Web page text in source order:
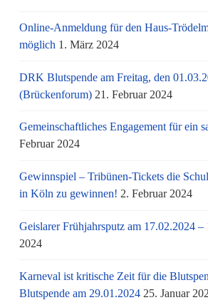
Online-Anmeldung für den Haus-
möglich 1. März 2024
DRK Blutspende am Freitag, den
(Brückenforum) 21. Februar 2024
Gemeinschaftliches Engagement für ein
Februar 2024
Gewinnspiel – Tribünen-Tickets die
in Köln zu gewinnen! 2. Februar 2024
Geislarer Frühjahrsputz am 17.02.2024 –
2024
Karneval ist kritische Zeit für die
Blutspende am 29.01.2024 25. Januar